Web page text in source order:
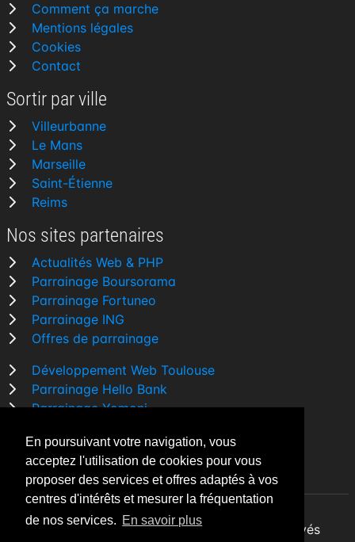
En poursuivant votre navigation, vous
acceptez l'utilisation de cookies pour vous
proposer des services et offres adaptés à vos
centres d'intérêts et mesurer la fréquentation
de nos services. En savoir plus
Comment ça marche
Mentions légales
Cookies
Contact
Sortir par ville
Villeurbanne
Le Mans
Marseille
Saint-Étienne
Reims
Nos sites partenaires
Actualités Web & PHP
Parrainage Boursorama
Parrainage Fortuneo
Parrainage ING
Offres de parrainage
Développement Web Toulouse
Parrainage Hello Bank
Parrainage Yomoni
Comparatif banque
By Night v5.7.3| © 2026 - Tous droits réservés